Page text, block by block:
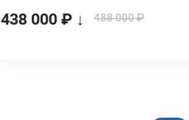
438 000 ₽ ↓ 488 000 ₽